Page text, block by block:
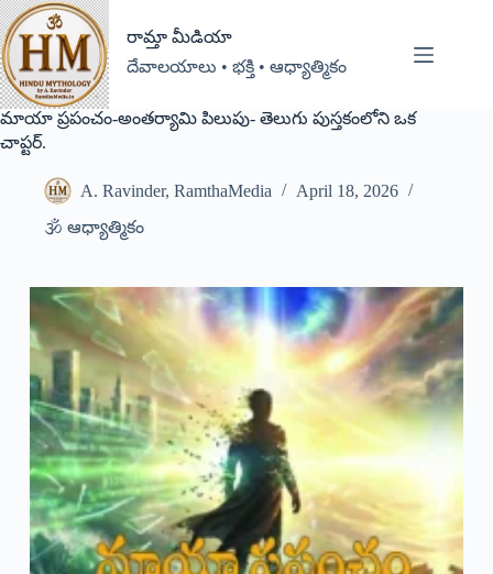
రామ్తా మీడియా
దేవాలయాలు • భక్తి • ఆధ్యాత్మికం
మాయా ప్రపంచం-అంతర్యామి పిలుపు- తెలుగు పుస్తకంలోని ఒక
చాప్టర్.
A. Ravinder, RamthaMedia
April 18, 2026
🕉️ ఆధ్యాత్మికం